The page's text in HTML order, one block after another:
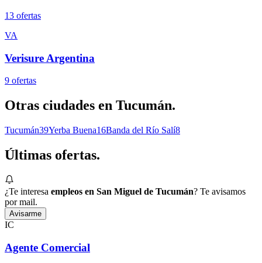
13 ofertas
VA
Verisure Argentina
9 ofertas
Otras ciudades en Tucumán.
Tucumán39Yerba Buena16Banda del Río Salí8
Últimas ofertas.
¿Te interesa empleos en San Miguel de Tucumán? Te avisamos
por mail.
Avisarme
IC
Agente Comercial